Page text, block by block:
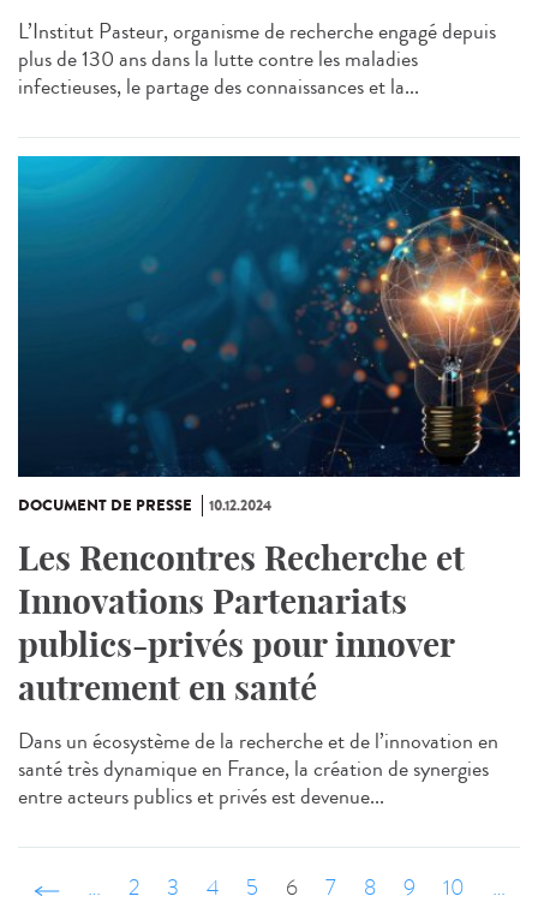
L’Institut Pasteur, organisme de recherche engagé depuis
plus de 130 ans dans la lutte contre les maladies
infectieuses, le partage des connaissances et la...
DOCUMENT DE PRESSE 10.12.2024
Les Rencontres Recherche et
Innovations Partenariats
publics-privés pour innover
autrement en santé
Dans un écosystème de la recherche et de l’innovation en
santé très dynamique en France, la création de synergies
entre acteurs publics et privés est devenue...
‹ précédent
… 2 3 4 5 6 7 8 9 10 …